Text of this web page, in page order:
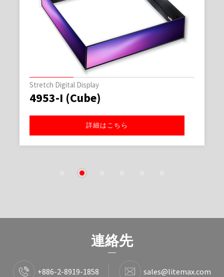
Stretch Digital Display
4953-I (Cube)
詳細はこちら
2
連絡先
+886-2-8919-1858 sales@litemax.com